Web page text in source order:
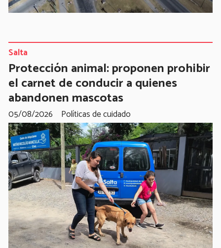
Protección animal: proponen prohibir
el carnet de conducir a quienes
abandonen mascotas
Políticas de cuidado
Salta
05/08/2026